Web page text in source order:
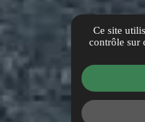
Gaz Intervention
location_on
1330 Rue Jean
Lauzière,
Ce site
contrôle sur